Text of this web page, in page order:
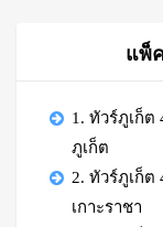
แพ็
1. ทัวร์ภูเก็ต
ภูเก็ต
2. ทัวร์ภูเก็ต
เกาะราชา